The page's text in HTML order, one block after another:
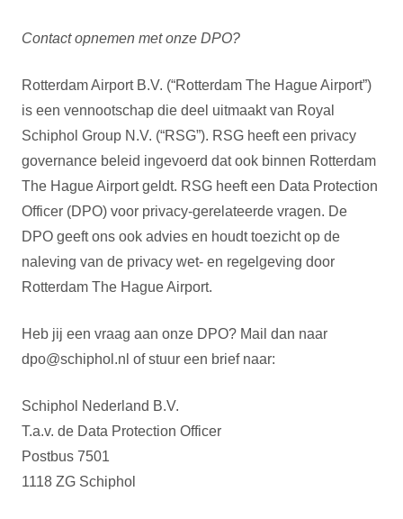
Contact opnemen met onze DPO?
Rotterdam Airport B.V. (“Rotterdam The Hague Airport”)
is een vennootschap die deel uitmaakt van Royal
Schiphol Group N.V. (“RSG”). RSG heeft een privacy
governance beleid ingevoerd dat ook binnen Rotterdam
The Hague Airport geldt. RSG heeft een Data Protection
Officer (DPO) voor privacy-gerelateerde vragen. De
DPO geeft ons ook advies en houdt toezicht op de
naleving van de privacy wet- en regelgeving door
Rotterdam The Hague Airport.
Heb jij een vraag aan onze DPO? Mail dan naar
dpo@schiphol.nl of stuur een brief naar:
Schiphol Nederland B.V.
T.a.v. de Data Protection Officer
Postbus 7501
1118 ZG Schiphol